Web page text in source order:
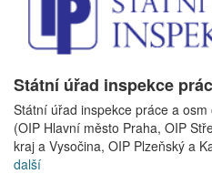
Státní úřad inspekce
Státní úřad inspekce práce a
(OIP Hlavní město Praha, OIP
kraj a Vysočina, OIP Plzeňský a
další